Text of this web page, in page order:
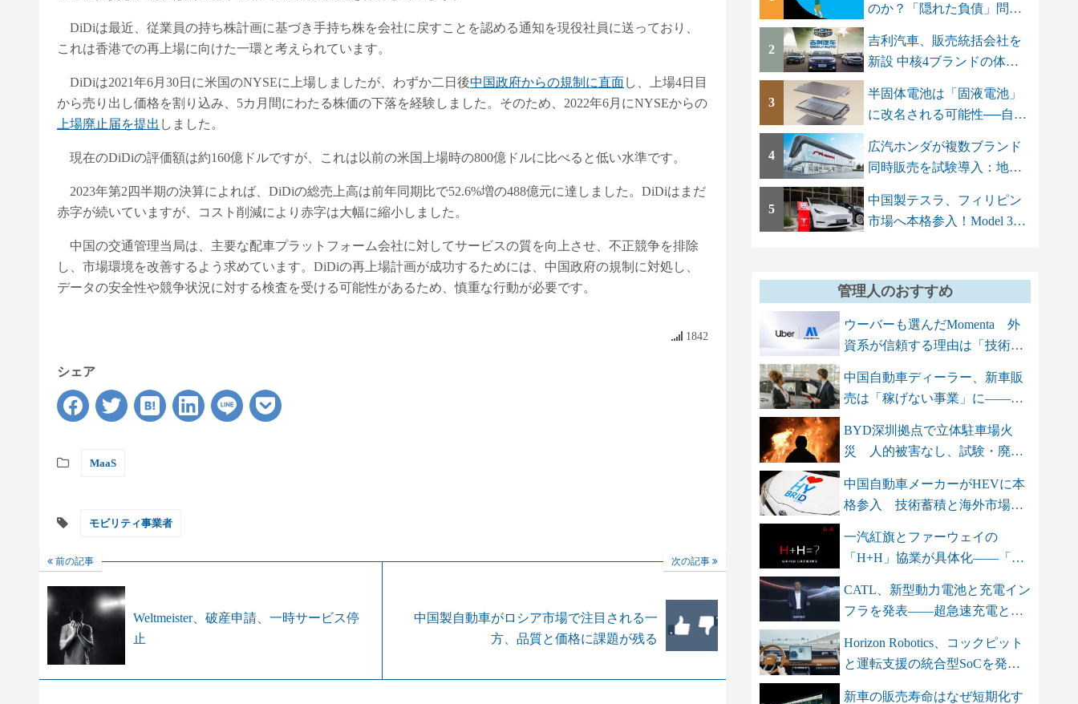
DiDiは最近、従業員の持ち株計画に基づき手持ち株を会社に戻すことを認める通知を現役社員に送っており、
これは香港での再上場に向けた一環と考えられています。
DiDiは2021年6月30日に米国のNYSEに上場しましたが、わずか二日後中国政府からの規制に直面 し、上場4日目
から売り出し価格を割り込み、5カ月間にわたる株価の下落を経験しました。そのため、2022年6月にNYSEからの
上場廃止届を提出 しました。
現在のDiDiの評価額は約160億ドルですが、これは以前の米国上場時の800億ドルに比べると低い水準です。
2023年第2四半期の決算によれば、DiDiの総売上高は前年同期比で52.6%増の488億元に達しました。DiDiはまだ
赤字が続いていますが、コスト削減により赤字は大幅に縮小しました。
中国の交通管理当局は、主要な配車プラットフォーム会社に対してサービスの質を向上させ、不正競争を排除
し、市場環境を改善するよう求めています。DiDiの再上場計画が成功するためには、中国政府の規制に対処し、
データの安全性や競争状況に対する検査を受ける可能性があるため、慎重な行動が必要です。
1842
シェア
MaaS
モビリティ事業者
前の記事
Weltmeister、破産申請、一時サービス停
止
次の記事
中国製自動車がロシア市場で注目される一
方、品質と価格に課題が残る
のか？「隠れた負債」問題
2
吉利汽車、販売統括会社を
新設 中核4ブランドの体制
3
半固体電池は「固液電池」
に改名される可能性──自動
4
広汽ホンダが複数ブランド
同時販売を試験導入：地場
5
中国製テスラ、フィリピン
市場へ本格参入！Model 3と
管理人のおすすめ
ウーバーも選んだMomenta 外
資系が信頼する理由は「技術
中国自動車ディーラー、新車販
売は「稼げない事業」に――ア
BYD深圳拠点で立体駐車場火
災 人的被害なし、試験・廃車
中国自動車メーカーがHEVに本
格参入 技術蓄積と海外市場を
一汽紅旗とファーウェイの
「H+H」協業が具体化――「三
CATL、新型動力電池と充電イン
フラを発表――超急速充電と高
Horizon Robotics、コックピット
と運転支援の統合型SoCを発
新車の販売寿命はなぜ短期化す